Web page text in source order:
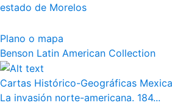
estado de Morelos
Plano o mapa
Benson Latin American Collection
Cartas Histórico-Geográficas
La invasión norte-americana. 184...